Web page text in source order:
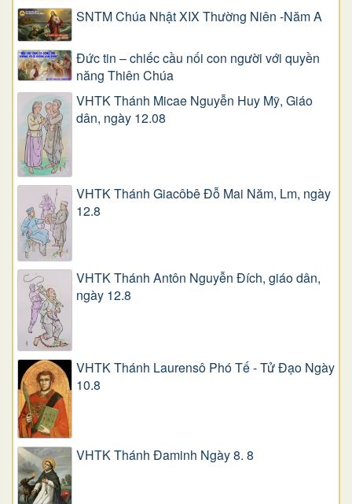
SNTM Chúa Nhật XIX Thường Niên -Năm A
Đức tin – chiếc cầu nối con người với quyền
năng Thiên Chúa
VHTK Thánh Micae Nguyễn Huy Mỹ, Giáo
dân, ngày 12.08
VHTK Thánh Giacôbê Ðỗ Mai Năm, Lm, ngày
12.8
VHTK Thánh Antôn Nguyễn Ðích, giáo dân,
ngày 12.8
VHTK Thánh Laurensô Phó Tế - Tử Đạo Ngày
10.8
VHTK Thánh Đaminh Ngày 8. 8